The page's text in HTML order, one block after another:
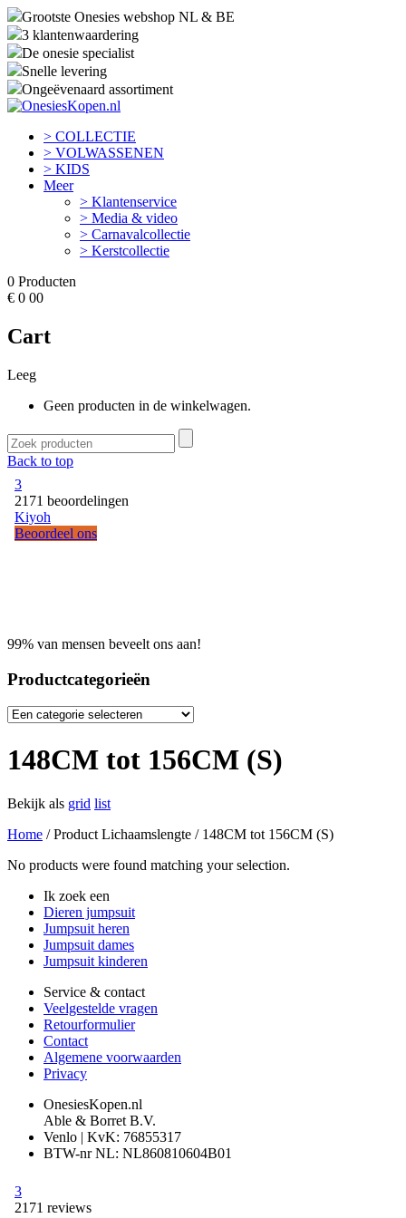
Grootste Onesies webshop NL & BE
3 klantenwaardering
De onesie specialist
Snelle levering
Ongeëvenaard assortiment
> COLLECTIE
> VOLWASSENEN
> KIDS
Meer
> Klantenservice
> Media & video
> Carnavalcollectie
> Kerstcollectie
0 Producten
€ 0 00
Cart
Leeg
Geen producten in de winkelwagen.
Back to top
99% van mensen beveelt ons aan!
Productcategorieën
148CM tot 156CM (S)
Bekijk als grid list
Home / Product Lichaamslengte / 148CM tot 156CM (S)
No products were found matching your selection.
Ik zoek een
Dieren jumpsuit
Jumpsuit heren
Jumpsuit dames
Jumpsuit kinderen
Service & contact
Veelgestelde vragen
Retourformulier
Contact
Algemene voorwaarden
Privacy
OnesiesKopen.nl
Able & Borret B.V.
Venlo | KvK: 76855317
BTW-nr NL: NL860810604B01